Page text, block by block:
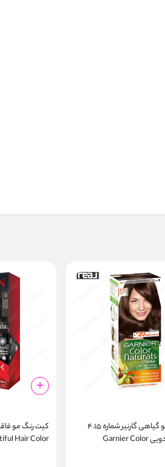
کیت رنگ مو گیاهی گارنیر شماره ۴.۱۵
قهوه‌ای جادویی Garnier Color
Hair Color